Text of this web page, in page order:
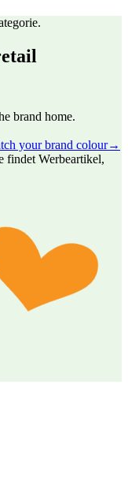
brand home.
your brand colour→
findet Werbeartikel,